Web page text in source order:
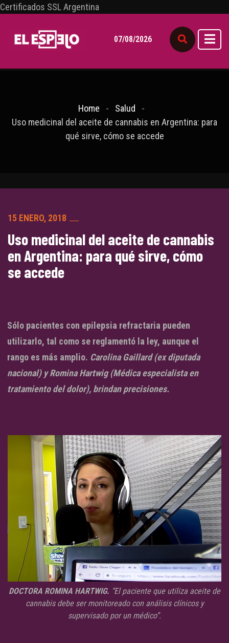
Certificados SSL Argentina
07/08/2026
Home
Salud
Uso medicinal del aceite de cannabis en Argentina: para
qué sirve, cómo se accede
15 ENERO, 2018
Uso medicinal del aceite de cannabis
en Argentina: para qué sirve, cómo
se accede
Sólo pacientes con epilepsia refractaria pueden
utilizarlo, tal como se reglamentó la ley, aunque el
rango es más amplio. Carolina Gaillard (ex diputada
nacional) y Romina Hartwig (Médica especialista en
tratamiento del dolor), brindan precisiones.
DOCTORA ROMINA HARTWIG. “El paciente que utiliza aceite de
cannabis debe ser monitoreado con análisis clínicos y
supervisado por un médico”.